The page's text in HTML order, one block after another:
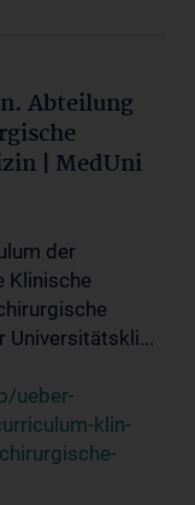
Abteilung
| MedUni
der
Klinische
Universitätskli...
ueber-
klin-